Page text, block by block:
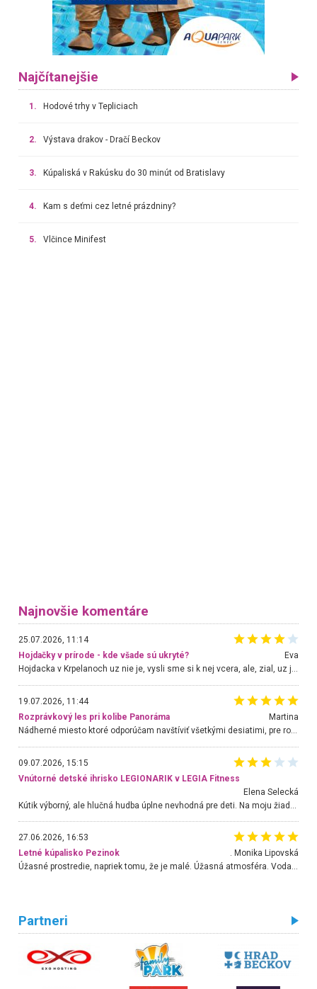
Najčítanejšie
1. Hodové trhy v Tepliciach
2. Výstava drakov - Dračí Beckov
3. Kúpaliská v Rakúsku do 30 minút od Bratislavy
4. Kam s deťmi cez letné prázdniny?
5. Vlčince Minifest
Najnovšie komentáre
25.07.2026, 11:14
Hojdačky v prírode - kde všade sú ukryté?
Eva
Hojdacka v Krpelanoch uz nie je, vysli sme si k nej vcera, ale, zial, uz je znicena. Ak sem planujete cestu len kvoli hojdacke, mozete si ju usetrit. Krasny vyhlad je tu vsak aj bez hojdacky :-)
19.07.2026, 11:44
Rozprávkový les pri kolibe Panoráma
Martina
Nádherné miesto ktoré odporúčam navštíviť všetkými desiatimi, pre rodiny s deťmi, dôchodcom... Proste a jednoducho ozaj rozprávkový les.. určite ešte prídeme. Odniesli sme si na pamiatku krásne tričká,
09.07.2026, 15:15
Vnútorné detské ihrisko LEGIONARIK v LEGIA Fitness
Elena Selecká
27.06.2026, 16:53
Letné kúpalisko Pezinok
. Monika Lipovská
Úžasné prostredie, napriek tomu, že je malé. Úžasná atmosféra. Voda fantastická a nádherná. Ľudí je pomerne veľa, ale su mili a ohľaduplní. Je veľmi zaujímavé sledovať, ako dokážu spolu športovať cudzí ľudia a bez ohľadu na vek. Vládne tu pohoda. Vnuka neviem dostať z vody. Ďakujem za krásny deň . Urcite sa sem vrátim. Jediný problém je s parkovaním, ale aj ten sa mi podarilo vyriešiť. Monika Bratislava
Partneri